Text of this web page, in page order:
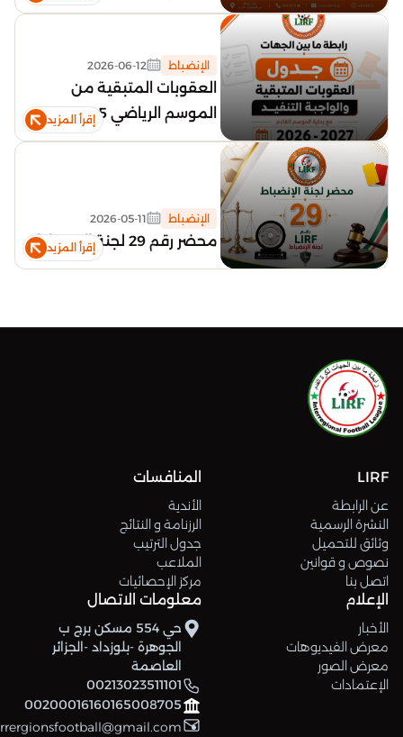
لطلبات الإجازات للموسم
العقوبات المتبقية من
الموسم الرياضي 2025-2026
2026-06-12 الإنضباط
إقرأ المزيد
محضر رقم 29 لجنة الإنضباط
2026-05-11 الإنضباط
إقرأ المزيد
LIRF
عن الرابطة
النشرة الرسمية
وثائق للتحميل
نصوص و قوانين
اتصل بنا
المنافسات
الأندية
الرزنامة و النتائج
جدول الترتيب
الملاعب
مركز الإحصائيات
الإعلام
الأخبار
معرض الفيديوهات
معرض الصور
الإعتمادات
معلومات الاتصال
حي 554 مسكن برج ب
الجوهرة -بلوزداد -الجزائر
العاصمة
00213023511101
00200016160165008705